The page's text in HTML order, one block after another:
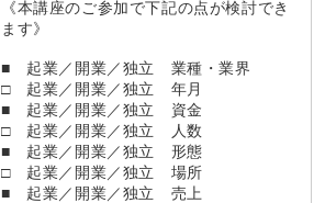
《本講座のご参加で下記の点が検討でき
ます》
■ 起業／開業／独立 業種・業界
□ 起業／開業／独立 年月
■ 起業／開業／独立 資金
□ 起業／開業／独立 人数
■ 起業／開業／独立 形態
□ 起業／開業／独立 場所
■ 起業／開業／独立 売上